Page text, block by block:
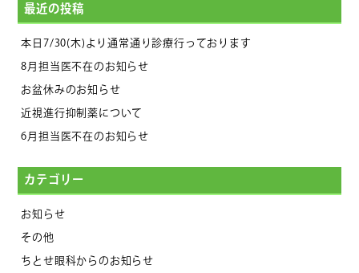
最近の投稿
本日7/30(木)より通常通り診療行っております
8月担当医不在のお知らせ
お盆休みのお知らせ
近視進行抑制薬について
6月担当医不在のお知らせ
カテゴリー
お知らせ
その他
ちとせ眼科からのお知らせ